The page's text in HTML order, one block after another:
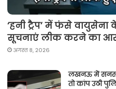
‘हनी ट्रैप’ में फंसे वायुसेना
सूचनाएं लीक करने का
अगस्त 8, 2026
लखनऊ में
तो कांप उठी